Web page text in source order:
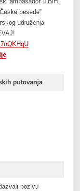
besede”
udruženja
putovanja
pozivu